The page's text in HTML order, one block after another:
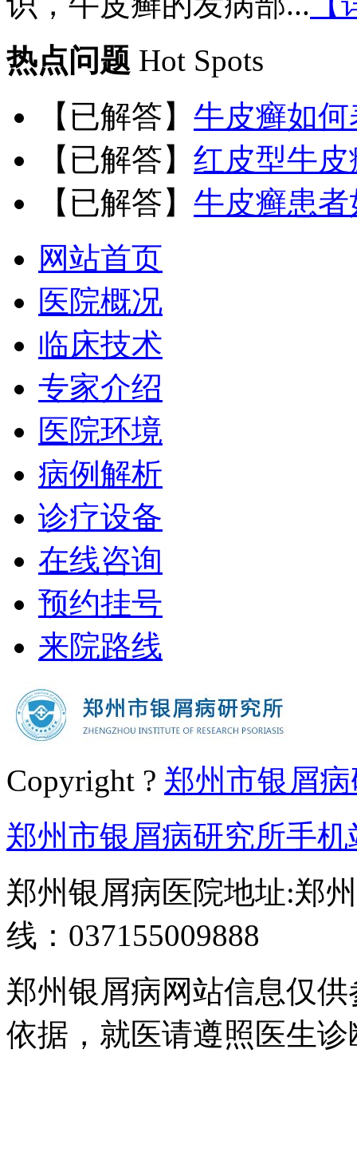
热点问题 Hot Spots
【已解答】 牛皮癣如
【已解答】 红皮型牛
【已解答】 牛皮癣患
网站首页
医院概况
临床技术
专家介绍
医院环境
病例解析
诊疗设备
在线咨询
预约挂号
来院路线
Copyright ? 郑州市银屑
郑州市银屑病研究所手机
郑州银屑病医院地址:郑
线：037155009888
郑州银屑病网站信息仅
依据，就医请遵照医生诊